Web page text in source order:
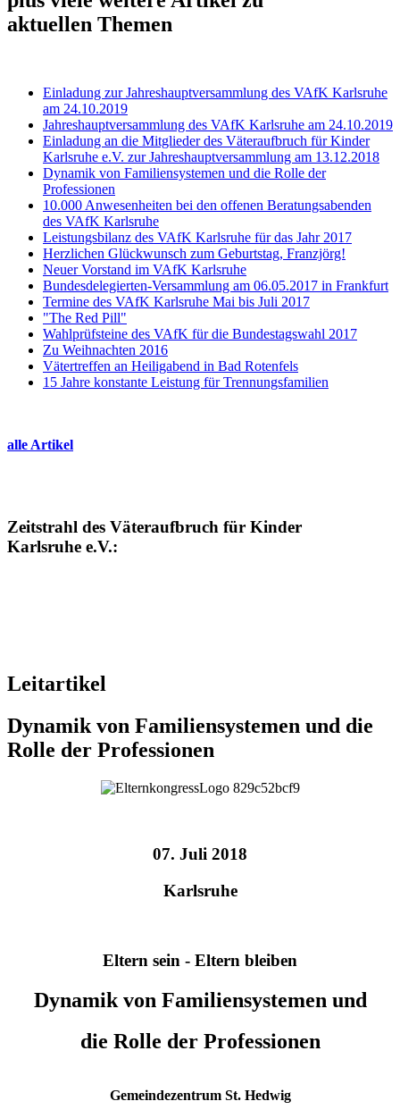
aktuellen Themen
Einladung zur Jahreshauptversammlung des VAfK Karlsruhe
am 24.10.2019
Jahreshauptversammlung des VAfK Karlsruhe am 24.10.2019
Einladung an die Mitglieder des Väteraufbruch für Kinder
Karlsruhe e.V. zur Jahreshauptversammlung am 13.12.2018
Dynamik von Familiensystemen und die Rolle der
Professionen
10.000 Anwesenheiten bei den offenen Beratungsabenden
des VAfK Karlsruhe
Leistungsbilanz des VAfK Karlsruhe für das Jahr 2017
Herzlichen Glückwunsch zum Geburtstag, Franzjörg!
Neuer Vorstand im VAfK Karlsruhe
Bundesdelegierten-Versammlung am 06.05.2017 in Frankfurt
Termine des VAfK Karlsruhe Mai bis Juli 2017
"The Red Pill"
Wahlprüfsteine des VAfK für die Bundestagswahl 2017
Zu Weihnachten 2016
Vätertreffen an Heiligabend in Bad Rotenfels
15 Jahre konstante Leistung für Trennungsfamilien
alle Artikel
Zeitstrahl des Väteraufbruch für Kinder
Karlsruhe e.V.:
Leitartikel
Dynamik von Familiensystemen und die
Rolle der Professionen
07. Juli 2018
Karlsruhe
Eltern sein - Eltern bleiben
Dynamik von Familiensystemen und
die Rolle der Professionen
Gemeindezentrum St. Hedwig